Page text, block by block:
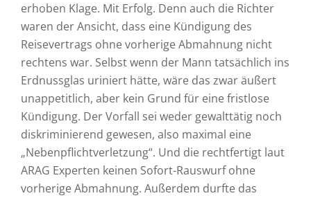
erhoben Klage. Mit Erfolg. Denn auch die Richter
waren der Ansicht, dass eine Kündigung des
Reisevertrags ohne vorherige Abmahnung nicht
rechtens war. Selbst wenn der Mann tatsächlich ins
Erdnussglas uriniert hätte, wäre das zwar äußert
unappetitlich, aber kein Grund für eine fristlose
Kündigung. Der Vorfall sei weder gewalttätig noch
diskriminierend gewesen, also maximal eine
„Nebenpflichtverletzung“. Und die rechtfertigt laut
ARAG Experten keinen Sofort-Rauswurf ohne
vorherige Abmahnung. Außerdem durfte das